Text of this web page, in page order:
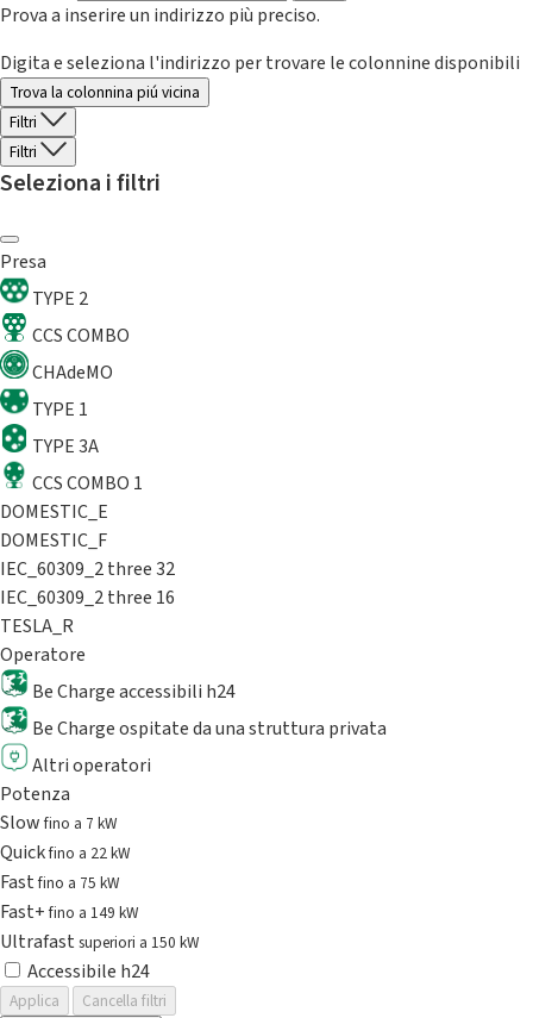
Prova a inserire un indirizzo più preciso.
Digita e seleziona l'indirizzo per trovare le colonnine disponibili
Trova la colonnina piú vicina
Filtri
Filtri
Seleziona i filtri
Presa
TYPE 2
CCS COMBO
CHAdeMO
TYPE 1
TYPE 3A
CCS COMBO 1
DOMESTIC_E
DOMESTIC_F
IEC_60309_2 three 32
IEC_60309_2 three 16
TESLA_R
Operatore
Be Charge accessibili h24
Be Charge ospitate da una struttura privata
Altri operatori
Potenza
Slowfino a 7 kW
Quickfino a 22 kW
Fastfino a 75 kW
Fast+fino a 149 kW
Ultrafast superiori a 150 kW
Accessibile h24
Applica
Cancella filtri